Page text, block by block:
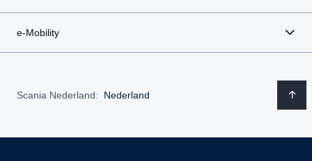
e-Mobility
Scania Nederland: Nederland